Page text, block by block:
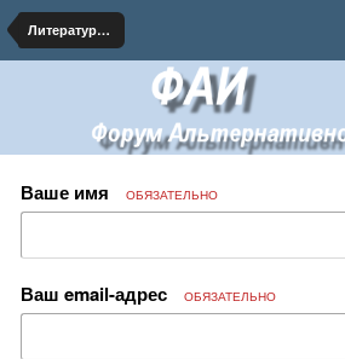
Литература про альтернативное будущее
Ваше имя ОБЯЗАТЕЛЬНО
Ваш email-адрес ОБЯЗАТЕЛЬНО